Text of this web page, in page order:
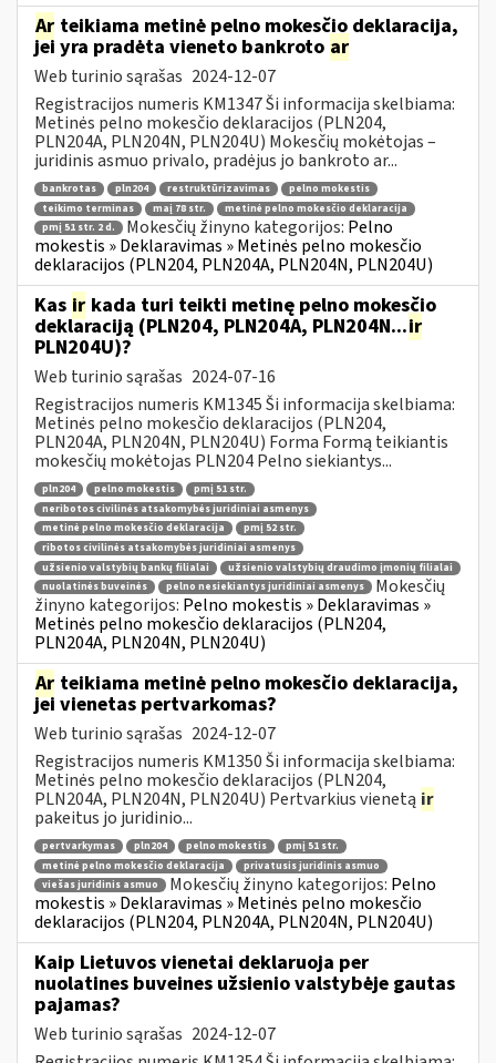
Ar teikiama metinė pelno mokesčio deklaracija,
jei yra pradėta vieneto bankroto ar
Web turinio sąrašas 2024-12-07
Registracijos numeris KM1347 Ši informacija skelbiama:
Metinės pelno mokesčio deklaracijos (PLN204,
PLN204A, PLN204N, PLN204U) Mokesčių mokėtojas –
juridinis asmuo privalo, pradėjus jo bankroto ar...
bankrotas pln204 restruktūrizavimas
pelno mokestis
teikimo terminas
maį 78 str.
metinė pelno mokesčio deklaracija
pmį 51 str. 2 d.
Mokesčių žinyno kategorijos: Pelno
mokestis » Deklaravimas » Metinės pelno mokesčio
deklaracijos (PLN204, PLN204A, PLN204N, PLN204U)
Kas ir kada turi teikti metinę pelno mokesčio
deklaraciją (PLN204, PLN204A, PLN204N...ir
PLN204U)?
Web turinio sąrašas 2024-07-16
Registracijos numeris KM1345 Ši informacija skelbiama:
Metinės pelno mokesčio deklaracijos (PLN204,
PLN204A, PLN204N, PLN204U) Forma Formą teikiantis
mokesčių mokėtojas PLN204 Pelno siekiantys...
pln204 pelno mokestis
pmį 51 str.
neribotos civilinės atsakomybės juridiniai asmenys
metinė pelno mokesčio deklaracija
pmį 52 str.
ribotos civilinės atsakomybės juridiniai asmenys
užsienio valstybių bankų filialai
užsienio valstybių draudimo įmonių filialai
nuolatinės buveinės
pelno nesiekiantys juridiniai asmenys
Mokesčių
žinyno kategorijos: Pelno mokestis » Deklaravimas »
Metinės pelno mokesčio deklaracijos (PLN204,
PLN204A, PLN204N, PLN204U)
Ar teikiama metinė pelno mokesčio deklaracija,
jei vienetas pertvarkomas?
Web turinio sąrašas 2024-12-07
Registracijos numeris KM1350 Ši informacija skelbiama:
Metinės pelno mokesčio deklaracijos (PLN204,
PLN204A, PLN204N, PLN204U) Pertvarkius vienetą ir
pakeitus jo juridinio...
pertvarkymas pln204 pelno mokestis
pmį 51 str.
metinė pelno mokesčio deklaracija
privatusis juridinis asmuo
viešas juridinis asmuo
Mokesčių žinyno kategorijos: Pelno
mokestis » Deklaravimas » Metinės pelno mokesčio
deklaracijos (PLN204, PLN204A, PLN204N, PLN204U)
Kaip Lietuvos vienetai deklaruoja per
nuolatines buveines užsienio valstybėje gautas
pajamas?
Web turinio sąrašas 2024-12-07